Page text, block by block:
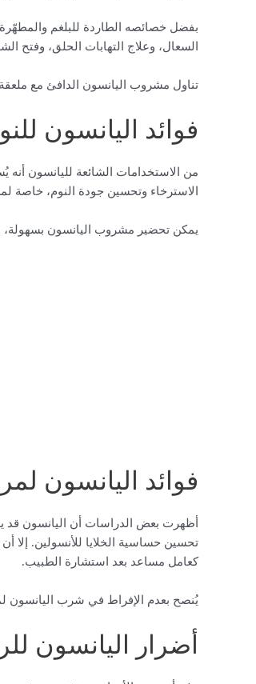
بفضل خصائصه الطاردة للبلغم
السعال، وعلاج التهابات الحلق، وفتح
تناول مشروب اليانسون الدافئ مع ملعقة
فوائد اليانسون
من الاستخدامات الشائعة لليانسون
الاسترخاء وتحسين جودة النوم، خاصة
يمكن تحضير مشروب اليانسون بسهولة،
فوائد اليانسون
أظهرت بعض الدراسات أن اليانسون
تحسين حساسية الخلايا للأنسولين. إلا
كعامل مساعد بعد استشارة الطبيب.
يُنصح بعدم الإفراط في شرب اليانسون
أضرار اليانسون